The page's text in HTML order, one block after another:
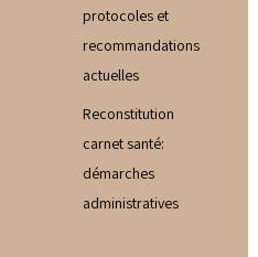
protocoles et
recommandations
actuelles
Reconstitution
carnet santé:
démarches
administratives